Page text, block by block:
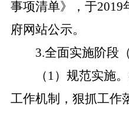
事项清单》，于2019
府网站公示。
3.全面实施阶段
（ 1）规范实施
工作机制，狠抓工作